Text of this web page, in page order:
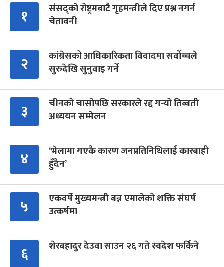
१
संसद्को रोष्ट्रमबाटै गृहमन्त्रीले दिए प्रश्न नगर्न
चेतावनी
२
कांग्रेसको आधिकारिकता विवादमा सर्वोच्चले
सुरुदेखि सुनुवाइ गर्ने
३
चीनको चासोपछि सरकारले रद्द गर्‍यो तिब्बती
अध्ययन सम्मेलन
४
‘भेलामा गएकै कारण जनप्रतिनिधिलाई कारबाही
हुँदैन’
५
एकवर्षे मुख्यमन्त्री बन्न एमालेको शक्ति संघर्ष
उत्कर्षमा
६ शेरबहादुर देउवा साउन २६ गते स्वदेश फर्किने